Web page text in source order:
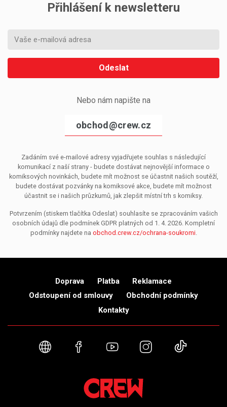
Přihlášení k newsletteru
Odeslat
Nebo nám napište na
obchod@crew.cz
Zadáním své e-mailové adresy vyjadřujete souhlas s následující
komunikací z naší strany - budete dostávat nejnovější informace o
komiksových novinkách, budete mít možnost se účastnit našich soutěží,
budete dostávat pozvánky na komiksové akce, budete mít možnost
účastnit se i našich průzkumů, jak zlepšit místní trh s komiksy.
Potvrzením (stiskem tlačítka Odeslat) souhlasíte se zpracováním vašich
osobních údajů dle podmínek GDPR platných od 1. 4. 2026. Kompletní
podmínky najdete na obchod.crew.cz/ochrana-soukromi.
Doprava Platba
Reklamace
Odstoupení od smlouvy
Obchodní podmínky
Kontakty
Webové stránky
FacebookYouTubeInstagram